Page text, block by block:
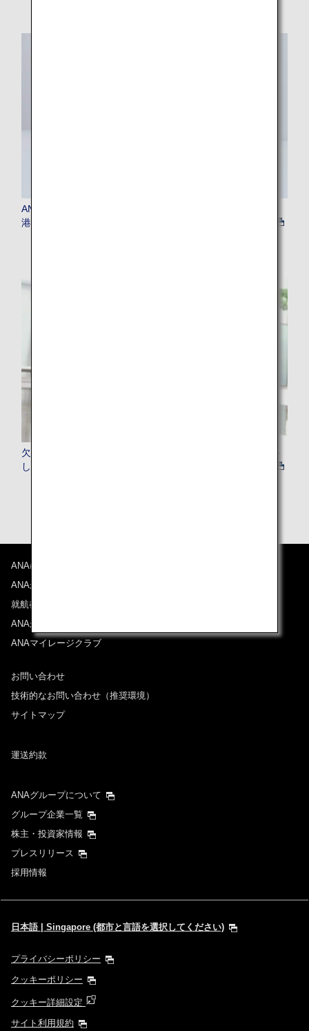
ANA BAGGAGE TAG KIOSK（手荷物タグ発行機）関西空
港・中部空港・石垣空港・宮古空港
欠航・遅延が発生してもインターネットでお客様をサポート
します
ANAについて
ANAからのお知らせ
就航都市
ANAがお約束する体験
ANAマイレージクラブ
お問い合わせ
技術的なお問い合わせ（推奨環境）
サイトマップ
運送約款
ANAグループについて
グループ企業一覧
株主・投資家情報
プレスリリース
採用情報
日本語 | Singapore (都市と言語を選択してください)
プライバシーポリシー
クッキーポリシー
クッキー詳細設定
サイト利用規約